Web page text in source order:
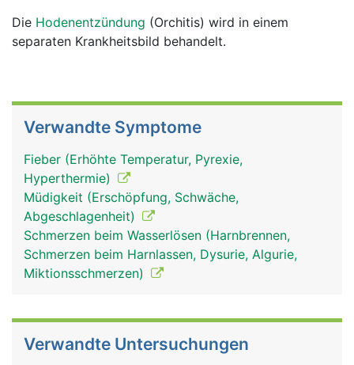
Die Hodenentzündung (Orchitis) wird in einem
separaten Krankheitsbild behandelt.
Verwandte Symptome
Fieber (Erhöhte Temperatur, Pyrexie,
Hyperthermie)
Müdigkeit (Erschöpfung, Schwäche,
Abgeschlagenheit)
Schmerzen beim Wasserlösen (Harnbrennen,
Schmerzen beim Harnlassen, Dysurie, Algurie,
Miktionsschmerzen)
Verwandte Untersuchungen